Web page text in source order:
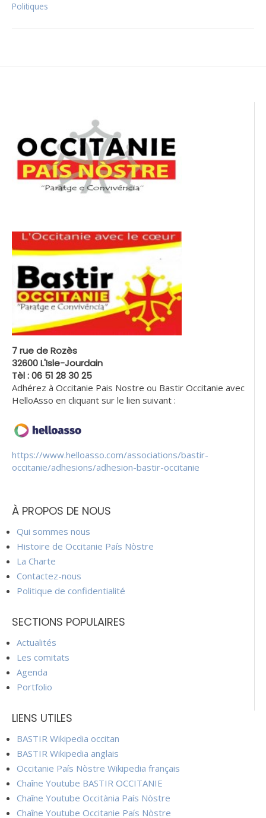
Politiques
7 rue de Rozès
32600 L'Isle-Jourdain
Tèl : 06 51 28 30 25
Adhérez à Occitanie Pais Nostre ou Bastir Occitanie avec
HelloAsso en cliquant sur le lien suivant :
https://www.helloasso.com/associations/bastir-
occitanie/adhesions/adhesion-bastir-occitanie
À PROPOS DE NOUS
Qui sommes nous
Histoire de Occitanie País Nòstre
La Charte
Contactez-nous
Politique de confidentialité
SECTIONS POPULAIRES
Actualités
Les comitats
Agenda
Portfolio
LIENS UTILES
BASTIR Wikipedia occitan
BASTIR Wikipedia anglais
Occitanie País Nòstre Wikipedia français
Chaîne Youtube BASTIR OCCITANIE
Chaîne Youtube Occitània País Nòstre
Chaîne Youtube Occitanie País Nòstre